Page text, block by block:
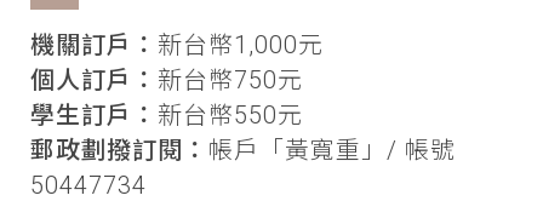
機關訂戶： 新台幣1,000元
個人訂戶： 新台幣750元
學生訂戶： 新台幣550元
郵政劃撥訂閱： 帳戶「黃寬重」/ 帳號
50447734